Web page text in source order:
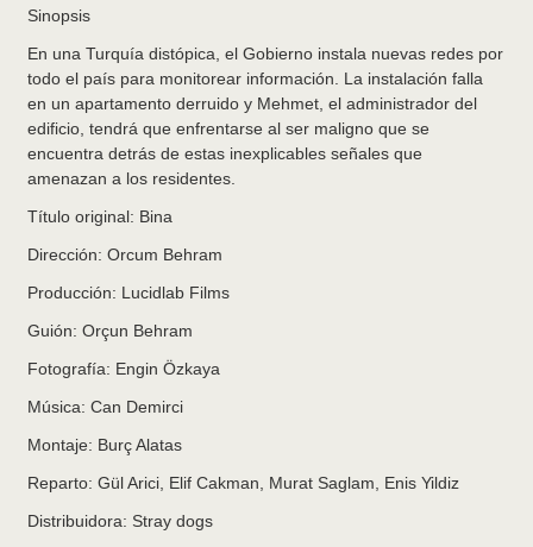
Sinopsis
En una Turquía distópica, el Gobierno instala nuevas redes por
todo el país para monitorear información. La instalación falla
en un apartamento derruido y Mehmet, el administrador del
edificio, tendrá que enfrentarse al ser maligno que se
encuentra detrás de estas inexplicables señales que
amenazan a los residentes.
Título original: Bina
Dirección: Orcum Behram
Producción: Lucidlab Films
Guión: Orçun Behram
Fotografía: Engin Özkaya
Música: Can Demirci
Montaje: Burç Alatas
Reparto: Gül Arici, Elif Cakman, Murat Saglam, Enis Yildiz
Distribuidora: Stray dogs